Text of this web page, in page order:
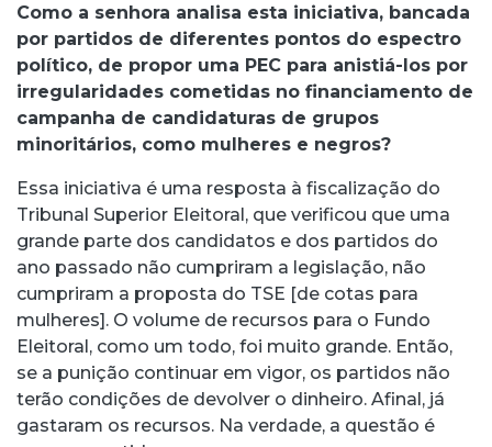
Como a senhora analisa esta iniciativa, bancada
por partidos de diferentes pontos do espectro
político, de propor uma PEC para anistiá-los por
irregularidades cometidas no financiamento de
campanha de candidaturas de grupos
minoritários, como mulheres e negros?
Essa iniciativa é uma resposta à fiscalização do
Tribunal Superior Eleitoral, que verificou que uma
grande parte dos candidatos e dos partidos do
ano passado não cumpriram a legislação, não
cumpriram a proposta do TSE [de cotas para
mulheres]. O volume de recursos para o Fundo
Eleitoral, como um todo, foi muito grande. Então,
se a punição continuar em vigor, os partidos não
terão condições de devolver o dinheiro. Afinal, já
gastaram os recursos. Na verdade, a questão é